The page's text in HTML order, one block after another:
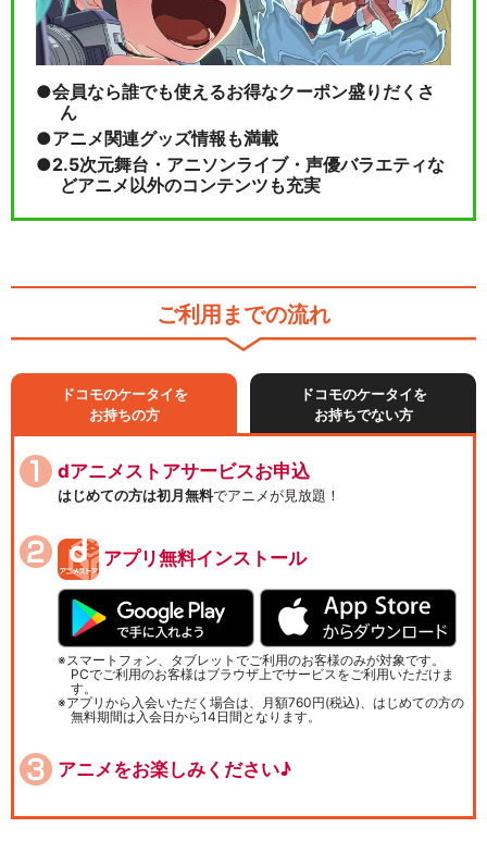
会員なら誰でも使えるお得なクーポン盛りだくさ
ん
アニメ関連グッズ情報も満載
2.5次元舞台・アニソンライブ・声優バラエティな
どアニメ以外のコンテンツも充実
ご利用までの流れ
ドコモのケータイを
お持ちの方
ドコモのケータイを
お持ちでない方
dアニメストアサービスお申込
はじめての方は初月無料でアニメが見放題！
アプリ無料インストール
スマートフォン、タブレットでご利用のお客様のみが対象です。
PCでご利用のお客様はブラウザ上でサービスをご利用いただけま
す。
アプリから入会いただく場合は、月額760円(税込)、はじめての方の
無料期間は入会日から14日間となります。
アニメをお楽しみください♪